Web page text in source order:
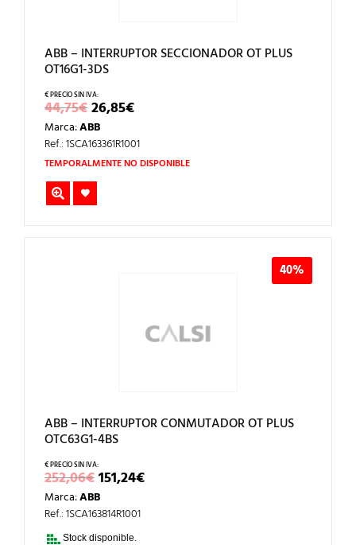
ABB – INTERRUPTOR SECCIONADOR OT PLUS
OT16G1-3DS
44,75€EL
PRECIO
ORIGINAL
ERA:
44,75€.
26,85€EL
PRECIO
ES:
26,85€.
Marca:ABB
Ref.: 1SCA163361R1001
TEMPORALMENTE NO DISPONIBLE
40%
ABB – INTERRUPTOR CONMUTADOR OT PLUS
OTC63G1-4BS
252,06€EL
PRECIO
ORIGINAL
ERA:
252,06€.
151,24€EL
PRECIO
Marca:ABB
Ref.: 1SCA163814R1001
Stock disponible.